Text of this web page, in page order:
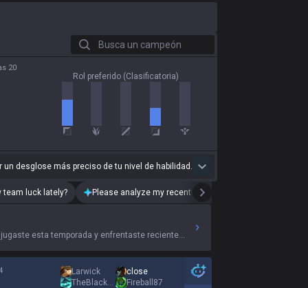
Busca un campeón
20
Rol preferido (Clasificatoria)
un desglose más preciso de tu nivel de habilidad.
team luck lately? Please analyze my recent playstyle.
esta temporada y enfrentaste recientemente.
Larwick
TheBlackStar171
close
Fireball87